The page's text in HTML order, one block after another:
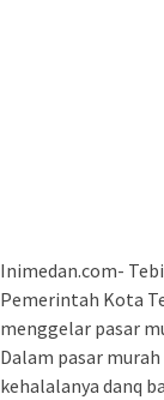
Inimedan.com-
Pemerintah Kota
menggelar pasar
Dalam pasar
kehalalanya danq